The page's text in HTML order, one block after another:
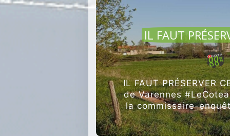
IL FAUT
IL FAUT PRÉSERVER
de Varennes
la commissaire-